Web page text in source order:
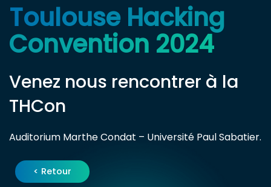
Toulouse Hacking
Convention 2024
Venez nous rencontrer à la
THCon
Auditorium Marthe Condat – Université Paul Sabatier.
< Retour